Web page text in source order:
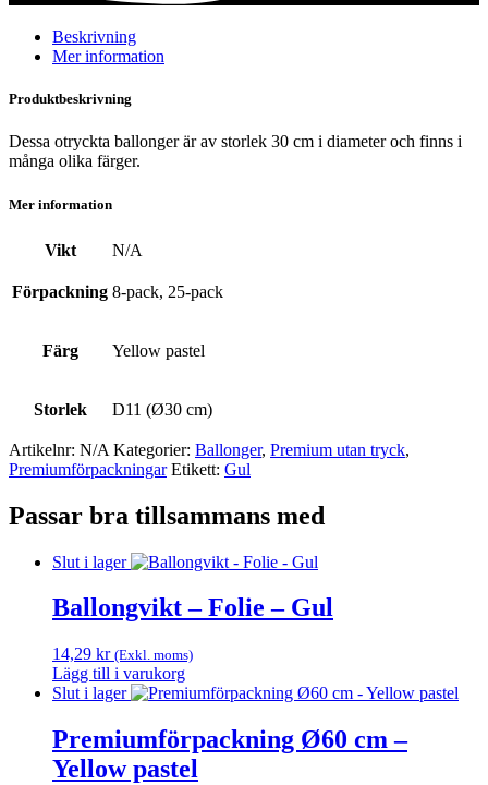
mängd
Beskrivning
Mer information
Produktbeskrivning
Dessa otryckta ballonger är av storlek 30 cm i diameter och finns i
många olika färger.
Mer information
Vikt N/A
Förpackning 8-pack, 25-pack
Färg Yellow pastel
Storlek D11 (Ø30 cm)
Artikelnr: N/A Kategorier: Ballonger, Premium utan tryck,
Premium­förpackningar Etikett: Gul
Passar bra tillsammans med
Slut i lager
Ballongvikt – Folie – Gul
14,29 kr (Exkl. moms)
Lägg till i varukorg
Slut i lager
Premiumförpackning Ø60 cm –
Yellow pastel